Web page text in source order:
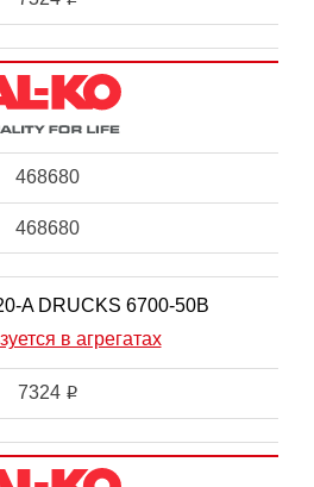
468680
468680
A DRUCKS 6700-50B
в агрегатах
7324 i